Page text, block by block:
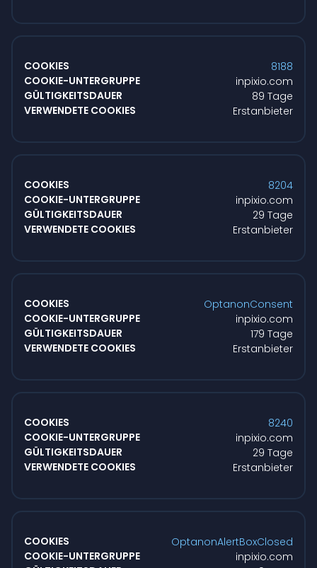
8188
inpixio.com
89 Tage
Erstanbieter
8204
inpixio.com
29 Tage
Erstanbieter
OptanonConsent
inpixio.com
179 Tage
Erstanbieter
8240
inpixio.com
29 Tage
Erstanbieter
OptanonAlertBoxClosed
inpixio.com